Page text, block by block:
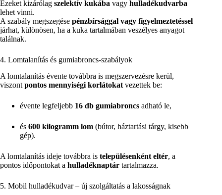
Ezeket kizárólag szelektív kukába vagy hulladékudvarba
lehet vinni.
A szabály megszegése pénzbírsággal vagy figyelmeztetéssel
járhat, különösen, ha a kuka tartalmában veszélyes anyagot
találnak.
4. Lomtalanítás és gumiabroncs-szabályok
A lomtalanítás évente továbbra is megszervezésre kerül,
viszont pontos mennyiségi korlátokat vezettek be:
évente legfeljebb 16 db gumiabroncs adható le,
és 600 kilogramm lom (bútor, háztartási tárgy, kisebb
gép).
A lomtalanítás ideje továbbra is településenként eltér, a
pontos időpontokat a hulladéknaptár tartalmazza.
5. Mobil hulladékudvar – új szolgáltatás a lakosságnak